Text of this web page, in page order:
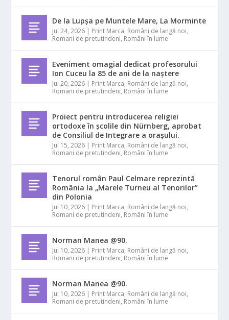
De la Lupșa pe Muntele Mare, La Morminte
Jul 24, 2026 | Print Marca, Români de langă noi,
Romani de pretutindeni, Români în lume
Eveniment omagial dedicat profesorului
Ion Cuceu la 85 de ani de la naștere
Jul 20, 2026 | Print Marca, Români de langă noi,
Romani de pretutindeni, Români în lume
Proiect pentru introducerea religiei
ortodoxe în școlile din Nürnberg, aprobat
de Consiliul de Integrare a orașului.
Jul 15, 2026 | Print Marca, Români de langă noi,
Romani de pretutindeni, Români în lume
Tenorul român Paul Celmare reprezintă
România la „Marele Turneu al Tenorilor”
din Polonia
Jul 10, 2026 | Print Marca, Români de langă noi,
Romani de pretutindeni, Români în lume
Norman Manea @90.
Jul 10, 2026 | Print Marca, Români de langă noi,
Romani de pretutindeni, Români în lume
Norman Manea @90.
Jul 10, 2026 | Print Marca, Români de langă noi,
Romani de pretutindeni, Români în lume